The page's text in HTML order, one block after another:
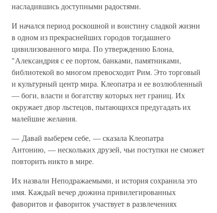
насладившись доступными радостями.
И начался период роскошной и воистину сладкой жизни
в одном из прекраснейших городов тогдашнего
цивилизованного мира. По утверждению Блона,
"Александрия с ее портом, банками, памятниками,
библиотекой во многом превосходит Рим. Это торговый
и культурный центр мира. Клеопатра и ее возлюбленный
— боги, власти и богатству которых нет границ. Их
окружает двор льстецов, пытающихся предугадать их
малейшие желания.
— Давай выберем себе, — сказала Клеопатра
Антонию, — нескольких друзей, чьи поступки не сможет
повторить никто в мире.
Их назвали Неподражаемыми, и история сохранила это
имя. Каждый вечер дюжина привилегированных
фаворитов и фавориток участвует в развлечениях